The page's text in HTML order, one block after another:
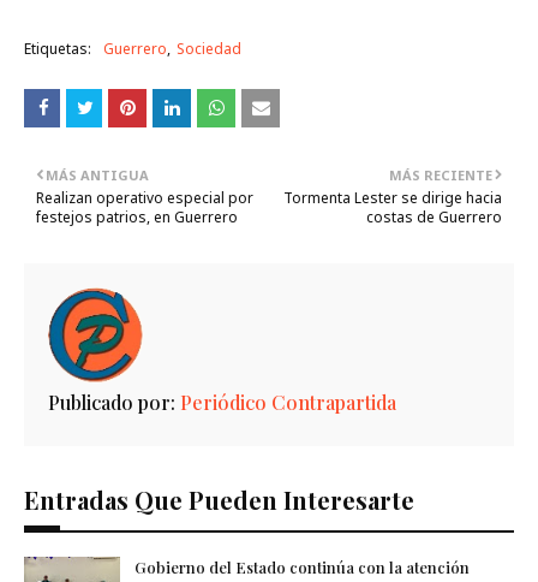
Etiquetas: Guerrero Sociedad
MÁS RECIENTE
Tormenta Lester se dirige hacia
costas de Guerrero
MÁS ANTIGUA
Realizan operativo especial por
festejos patrios, en Guerrero
Publicado por: Periódico Contrapartida
Entradas Que Pueden Interesarte
Gobierno del Estado continúa con la atención